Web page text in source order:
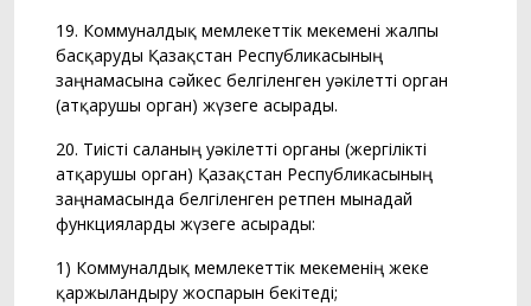
19. Коммуналдық мемлекеттік мекемені жалпы
басқаруды Қазақстан Республикасының
заңнамасына сәйкес белгіленген уәкілетті орган
(атқарушы орган) жүзеге асырады.
20. Тиісті саланың уәкілетті органы (жергілікті
атқарушы орган) Қазақстан Республикасының
заңнамасында белгіленген ретпен мынадай
функцияларды жүзеге асырады:
1) Коммуналдық мемлекеттік мекеменің жеке
қаржыландыру жоспарын бекітеді;